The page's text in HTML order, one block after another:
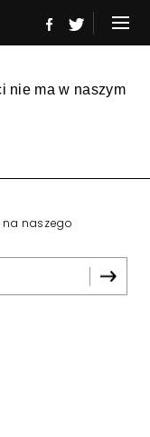
nie ma w naszym
naszego